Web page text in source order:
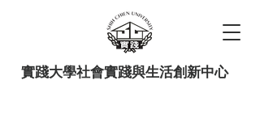
實踐大學社會實踐與生活創新中心